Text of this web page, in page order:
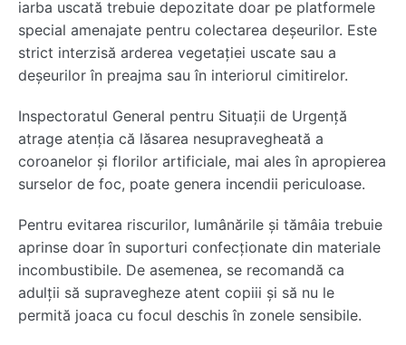
iarba uscată trebuie depozitate doar pe platformele
special amenajate pentru colectarea deșeurilor. Este
strict interzisă arderea vegetației uscate sau a
deșeurilor în preajma sau în interiorul cimitirelor.
Inspectoratul General pentru Situații de Urgență
atrage atenția că lăsarea nesupravegheată a
coroanelor și florilor artificiale, mai ales în apropierea
surselor de foc, poate genera incendii periculoase.
Pentru evitarea riscurilor, lumânările și tămâia trebuie
aprinse doar în suporturi confecționate din materiale
incombustibile. De asemenea, se recomandă ca
adulții să supravegheze atent copiii și să nu le
permită joaca cu focul deschis în zonele sensibile.